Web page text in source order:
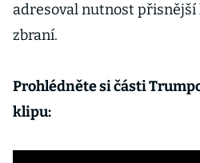
adresoval nutnost
zbraní.
Prohlédněte si části
klipu: